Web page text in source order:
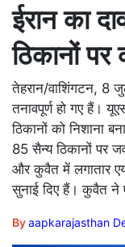
ईरान का
ठिकानों पर
तेहरान/वाशिंगटन, 8
तनावपूर्ण हो गए हैं।
ठिकानों को निशाना
85 सैन्य ठिकानों पर
और कुवैत में लगातार
सुनाई दिए हैं। कुवैत ने
Byaapkarajasthan